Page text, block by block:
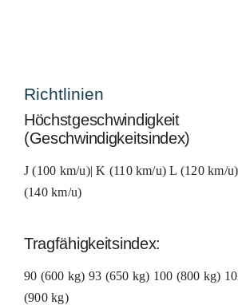
Richtlinien
Höchstgeschwindigkeit
(Geschwindigkeitsindex)
J (100 km/u)| K (110 km/u) L (120 km/
(140 km/u)
Tragfähigkeitsindex:
90 (600 kg) 93 (650 kg) 100 (800 kg)
(900 kg)